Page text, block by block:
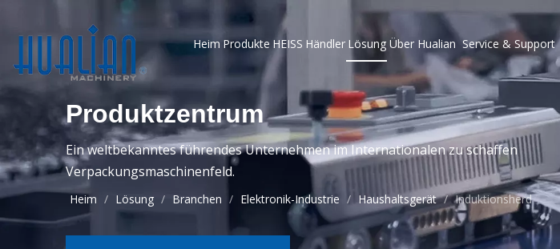
Heim Produkte HEISS Händler Lösung Über Hualian Service & Support
Produktzentrum
Ein weltbekanntes führendes Unternehmen im Internationalen zu schaffen
Verpackungsmaschinenfeld.
Heim / Lösung / Branchen / Elektronik-Industrie / Haushaltsgerät / Induktionsherd